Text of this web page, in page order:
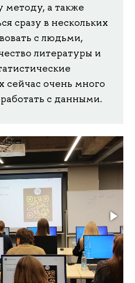
методу, а также
сразу в нескольких
с людьми,
литературы и
сейчас очень много
с данными.